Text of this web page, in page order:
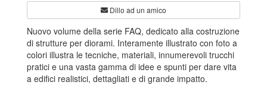
Dillo ad un amico
Nuovo volume della serie FAQ, dedicato alla costruzione
di strutture per diorami. Interamente illustrato con foto a
colori illustra le tecniche, materiali, innumerevoli trucchi
pratici e una vasta gamma di idee e spunti per dare vita
a edifici realistici, dettagliati e di grande impatto.